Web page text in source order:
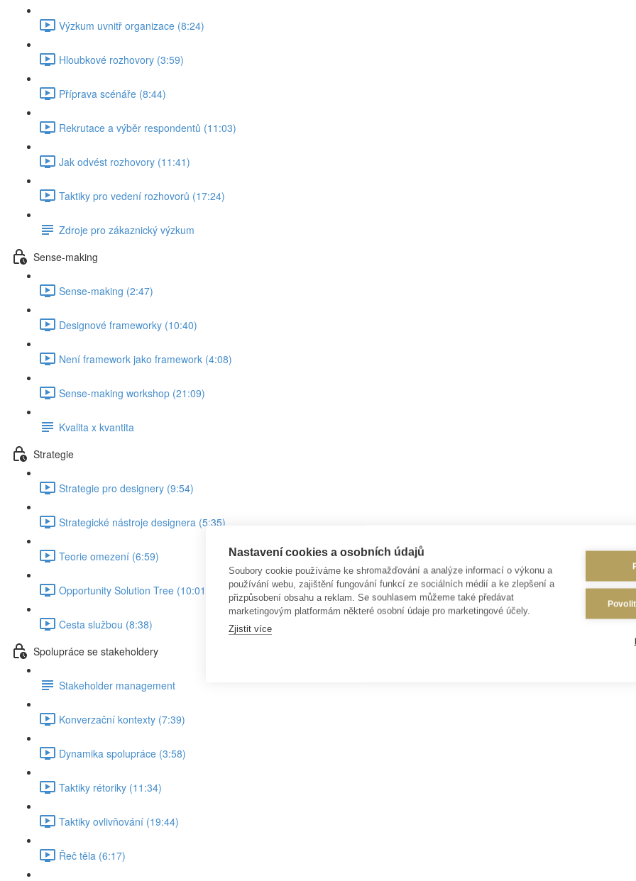
Výzkum uvnitř organizace (8:24)
Hloubkové rozhovory (3:59)
Příprava scénáře (8:44)
Rekrutace a výběr respondentů (11:03)
Jak odvést rozhovory (11:41)
Taktiky pro vedení rozhovorů (17:24)
Zdroje pro zákaznický výzkum
Sense-making
Sense-making (2:47)
Designové frameworky (10:40)
Není framework jako framework (4:08)
Sense-making workshop (21:09)
Kvalita x kvantita
Strategie
Strategie pro designery (9:54)
Strategické nástroje designera (5:35)
Teorie omezení (6:59)
Opportunity Solution Tree (10:01)
Cesta službou (8:38)
Spolupráce se stakeholdery
Stakeholder management
Konverzační kontexty (7:39)
Dynamika spolupráce (3:58)
Taktiky rétoriky (11:34)
Taktiky ovlivňování (19:44)
Řeč těla (6:17)
Nastavení cookies a osobních údajů
Soubory cookie používáme ke shromažďování a analýze informací o výkonu a
používání webu, zajištění fungování funkcí ze sociálních médií a ke zlepšení a
přizpůsobení obsahu a reklam. Se souhlasem můžeme také předávat
marketingovým platformám některé osobní údaje pro marketingové účely.
Zjistit více